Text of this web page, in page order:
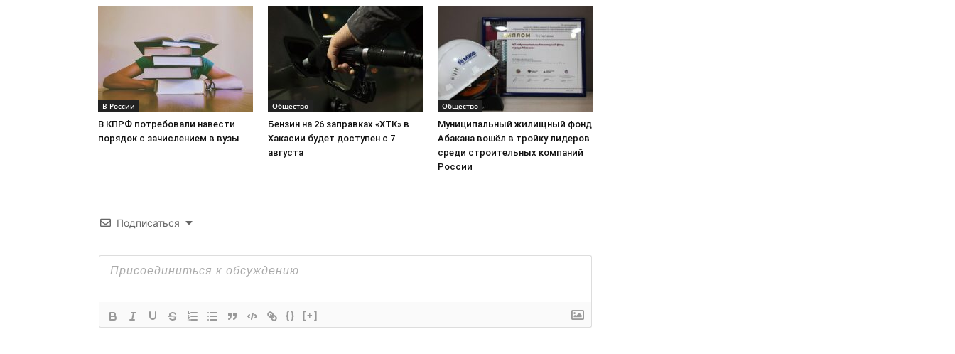
В России
В КПРФ потребовали навести
порядок с зачислением в вузы
Общество
Бензин на 26 заправках «ХТК» в
Хакасии будет доступен с 7
августа
Общество
Муниципальный жилищный фонд
Абакана вошёл в тройку лидеров
среди строительных компаний
России
Подписаться
{} [+]